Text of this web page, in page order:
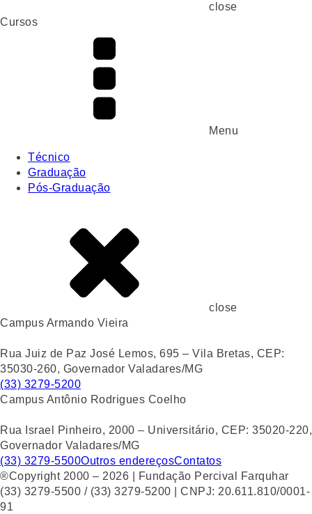
close
Cursos
Menu
Técnico
Graduação
Pós-Graduação
close
Campus Armando Vieira
Rua Juiz de Paz José Lemos, 695 – Vila Bretas, CEP:
35030-260, Governador Valadares/MG
(33) 3279-5200
Campus Antônio Rodrigues Coelho
Rua Israel Pinheiro, 2000 – Universitário, CEP: 35020-220,
Governador Valadares/MG
(33) 3279-5500Outros endereçosContatos
®Copyright 2000 – 2026 | Fundação Percival Farquhar
(33) 3279-5500 / (33) 3279-5200 | CNPJ: 20.611.810/0001-
91